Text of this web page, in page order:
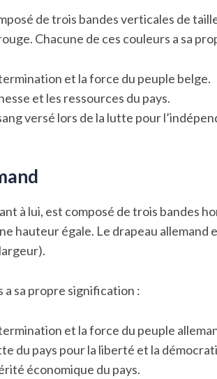
de trois bandes verticales de
Chacune de ces couleurs a sa
et la force du peuple belge.
et les ressources du pays.
versé lors de la lutte pour
à lui, est composé de trois bandes
hauteur égale. Le drapeau
a sa propre signification :
et la force du peuple
du pays pour la liberté et la
économique du pays.